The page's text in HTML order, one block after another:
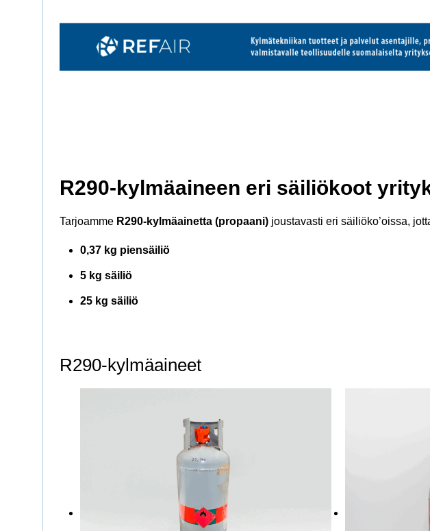
R290-kylmäaineen eri säiliökoot
Tarjoamme R290-kylmäainetta (propaani) joustavasti eri säiliöko’oissa,
0,37 kg piensäiliö
5 kg säiliö
25 kg säiliö
R290-kylmäaineet